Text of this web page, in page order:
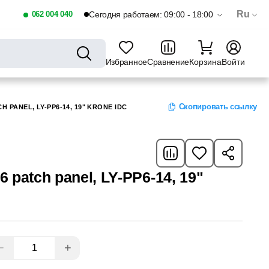
062 004 040 Сегодня работаем: 09:00 - 18:00 Ru
ИзбранноеСравнениеКорзинаВойти
PANEL, LY-PP6-14, 19" KRONE IDC Скопировать ссылку
patch panel, LY-PP6-14, 19"
+